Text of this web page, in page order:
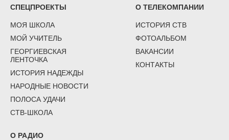
СПЕЦПРОЕКТЫ
МОЯ ШКОЛА
МОЙ УЧИТЕЛЬ
ГЕОРГИЕВСКАЯ
ЛЕНТОЧКА
ИСТОРИЯ НАДЕЖДЫ
НАРОДНЫЕ НОВОСТИ
ПОЛОСА УДАЧИ
СТВ-ШКОЛА
О ТЕЛЕКОМПАНИИ
ИСТОРИЯ СТВ
ФОТОАЛЬБОМ
ВАКАНСИИ
КОНТАКТЫ
О РАДИО